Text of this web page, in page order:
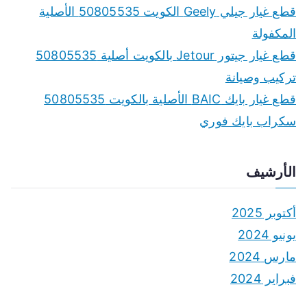
قطع غيار جيلي Geely الكويت 50805535 الأصلية
المكفولة
قطع غيار جيتور Jetour بالكويت أصلية 50805535
تركيب وصيانة
قطع غيار بايك BAIC الأصلية بالكويت 50805535
سكراب بايك فوري
الأرشيف
أكتوبر 2025
يونيو 2024
مارس 2024
فبراير 2024